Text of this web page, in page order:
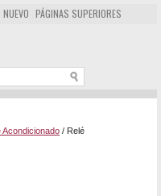
NUEVO PÁGINAS SUPERIORES
Acondicionado / Relé